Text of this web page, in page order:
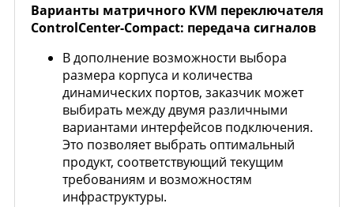
Варианты матричного KVM переключателя
ControlCenter-Compact: передача сигналов
В дополнение возможности выбора
размера корпуса и количества
динамических портов, заказчик может
выбирать между двумя различными
вариантами интерфейсов подключения.
Это позволяет выбрать оптимальный
продукт, соответствующий текущим
требованиям и возможностям
инфраструктуры.